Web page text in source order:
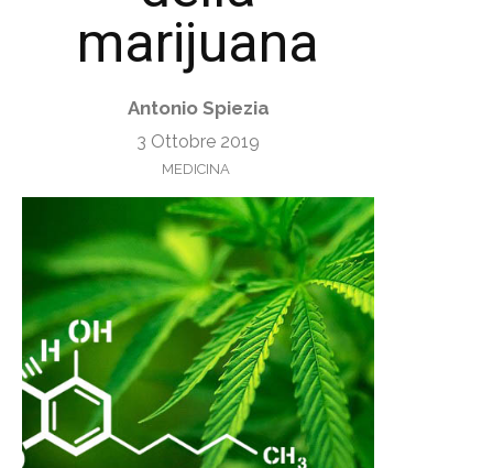
marijuana
Antonio Spiezia
3 Ottobre 2019
MEDICINA